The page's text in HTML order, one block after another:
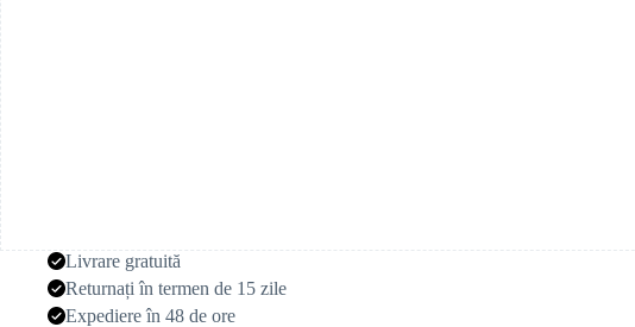
Livrare gratuită
Returnați în termen de 15 zile
Expediere în 48 de ore